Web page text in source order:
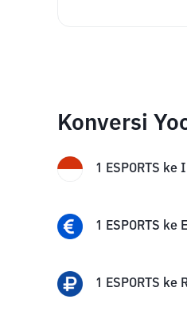
Konversi
1 ESPORTS ke
1 ESPORTS ke
1 ESPORTS ke